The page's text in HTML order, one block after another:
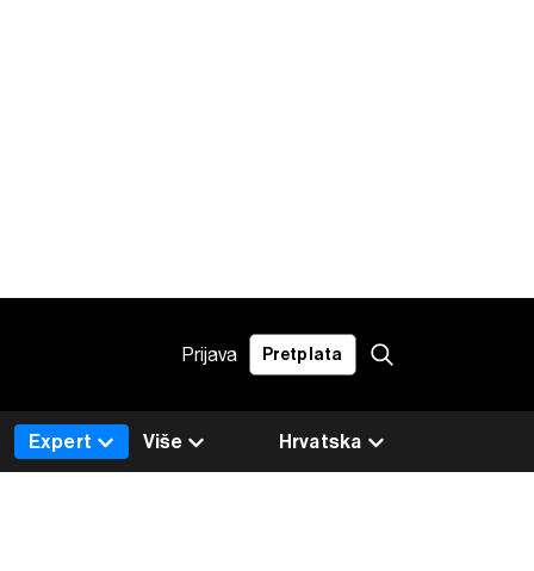
Prijava Pretplata
Hrvatska
Expert Više